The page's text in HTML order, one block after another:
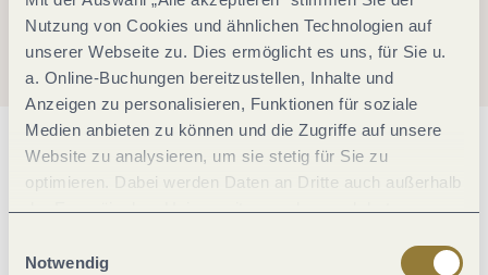
Nutzung von Cookies und ähnlichen Technologien auf
unserer Webseite zu. Dies ermöglicht es uns, für Sie u.
a. Online-Buchungen bereitzustellen, Inhalte und
Anzeigen zu personalisieren, Funktionen für soziale
Medien anbieten zu können und die Zugriffe auf unsere
Website zu analysieren, um sie stetig für Sie zu
optimieren. Dabei werden Daten an Dritte auch außerhalb
der Europäischen Union weitergegeben und dort
jederzeit widerrufen werden. Mit der Auswahl "Alle
Notwendig
Allgemeine Informationen